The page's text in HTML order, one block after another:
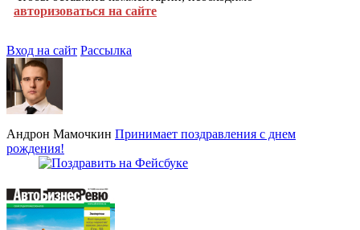
авторизоваться на сайте
Вход на сайт Рассылка
Андрон Мамочкин Принимает поздравления с днем
рождения!